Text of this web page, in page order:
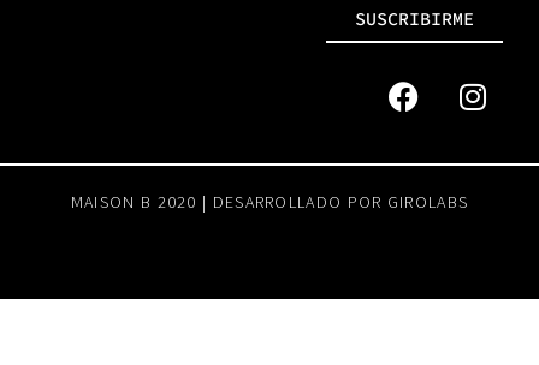
SUSCRIBIRME
MAISON B 2020 | DESARROLLADO POR GIROLABS